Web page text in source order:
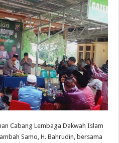
Cabang Lembaga Dakwah Islam
Samo, H. Bahrudin, bersama